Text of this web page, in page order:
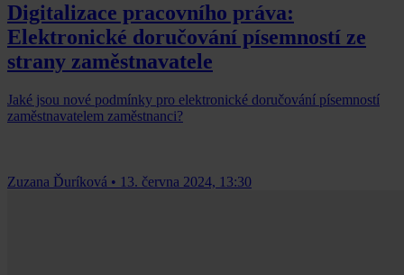
Digitalizace pracovního práva:
Elektronické doručování písemností ze
strany zaměstnavatele
Jaké jsou nové podmínky pro elektronické doručování písemností
zaměstnavatelem zaměstnanci?
Zuzana Ďuríková • 13. června 2024, 13:30